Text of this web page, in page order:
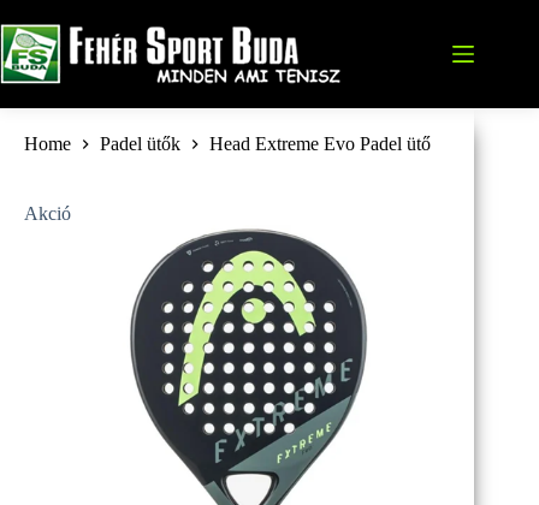
to
content
Home Padel ütők Head Extreme Evo Padel ütő
Akció